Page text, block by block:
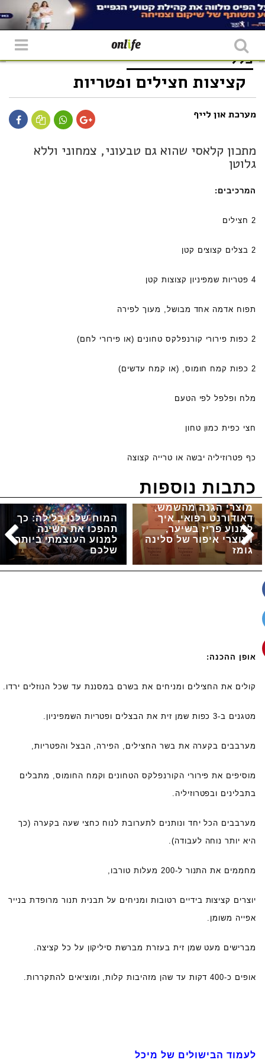
כללי
קציצות חצילים ופטריות
מערכת און לייף
מתכון קלאסי שהוא גם טבעוני, צמחוני וללא
גלוטן
המרכיבים:
2 חצילים
2 בצלים קצוצים קטן
4 פטריות שמפיניון קצוצות קטן
תפוח אדמה אחד מבושל, מעוך לפירה
2 כפות פירורי קורנפלקס טחונים (או פירורי לחם)
2 כפות קמח חומוס, (או קמח עדשים)
מלח ופלפל לפי הטעם
חצי כפית כמון טחון
כף פטרוזיליה יבשה או טרייה קצוצה
כתבות נוספות
המוח שלנו בלילה: כך
תהפכו את השינה
למנוע העוצמתי ביותר
שלכם
מוצרי הגנה מהשמש,
דאודורנט רפואי, איך
למנוע פריז בשיער,
ומוצרי איפור של סלינה
גומז
אופן ההכנה:
קולים את החצילים ומניחים את בשרם במסננת עד שכל הנוזלים ירדו.
מטגנים ב-3 כפות שמן זית את הבצלים ופטריות השמפיניון.
מערבבים בקערה את בשר החצילים, הפירה, הבצל והפטריות,
מוסיפים את פירורי הקורנפלקס הטחונים וקמח החומוס, מתבלים
בתבלינים ובפטרוזיליה.
מערבבים הכל יחד ונותנים לתערובת לנוח כחצי שעה בקערה (כך
היא יותר נוחה לעבודה).
מחממים את התנור ל-200 מעלות טורבו,
יוצרים קציצות בידיים רטובות ומניחים על תבנית תנור מרופדת בנייר
אפייה משומן.
מברישים מעט שמן זית בעזרת מברשת סיליקון על כל קציצה.
אופים כ-400 דקות עד שהן מזהיבות קלות, ומוציאים להתקררות.
לעמוד הבישולים של מיכל